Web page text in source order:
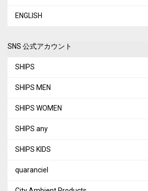
ENGLISH
SNS 公式アカウント
SHIPS
SHIPS MEN
SHIPS WOMEN
SHIPS any
SHIPS KIDS
quaranciel